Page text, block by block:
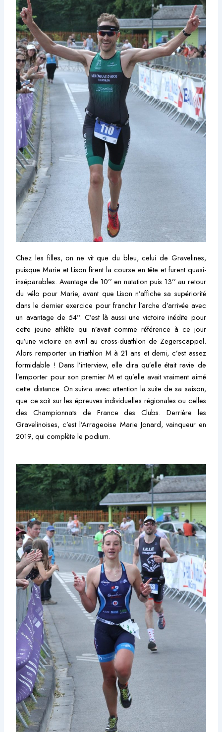
Chez les filles, on ne vit que du bleu, celui de Gravelines,
puisque Marie et Lison firent la course en tête et furent quasi-
inséparables. Avantage de 10’’ en natation puis 13’’ au retour
du vélo pour Marie, avant que Lison n’affiche sa supériorité
dans le dernier exercice pour franchir l’arche d’arrivée avec
un avantage de 54’’. C’est là aussi une victoire inédite pour
cette jeune athlète qui n’avait comme référence à ce jour
qu’une victoire en avril au cross-duathlon de Zegerscappel.
Alors remporter un triathlon M à 21 ans et demi, c’est assez
formidable ! Dans l’interview, elle dira qu’elle était ravie de
l’emporter pour son premier M et qu’elle avait vraiment aimé
cette distance. On suivra avec attention la suite de sa saison,
que ce soit sur les épreuves individuelles régionales ou celles
des Championnats de France des Clubs. Derrière les
Gravelinoises, c’est l’Arrageoise Marie Jonard, vainqueur en
2019, qui complète le podium.